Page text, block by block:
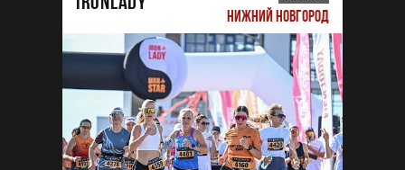
НИЖНИЙ НОВГОРОД